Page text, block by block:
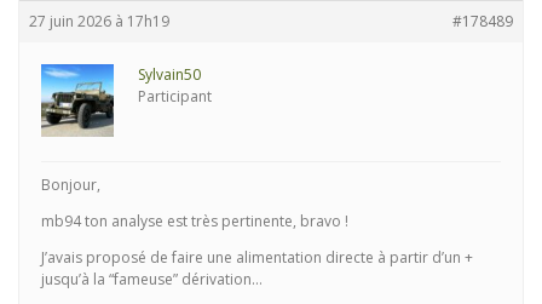
27 juin 2026 à 17h19 #178489
Sylvain50
Participant
Bonjour,
mb94 ton analyse est très pertinente, bravo !
J’avais proposé de faire une alimentation directe à partir d’un +
jusqu’à la “fameuse” dérivation…